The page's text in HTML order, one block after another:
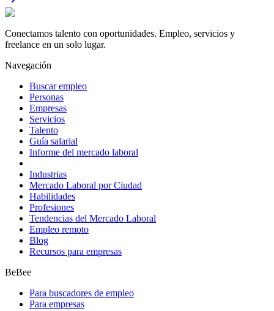
Conectamos talento con oportunidades. Empleo, servicios y
freelance en un solo lugar.
Navegación
Buscar empleo
Personas
Empresas
Servicios
Talento
Guía salarial
Informe del mercado laboral
Industrias
Mercado Laboral por Ciudad
Habilidades
Profesiones
Tendencias del Mercado Laboral
Empleo remoto
Blog
Recursos para empresas
BeBee
Para buscadores de empleo
Para empresas